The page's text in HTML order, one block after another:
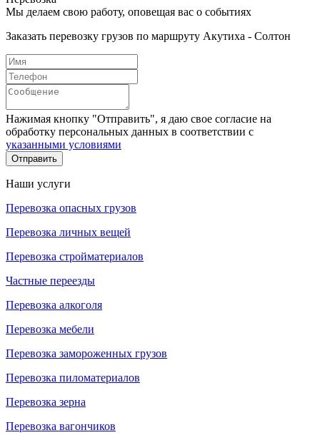
Мы делаем свою работу, оповещая вас о событиях
Заказать перевозку грузов по маршруту Акутиха - Солтон
Нажимая кнопку "Отправить", я даю свое согласие на
обработку персональных данных в соответствии с
указанными условиями
Отправить
Наши услуги
Перевозка опасных грузов
Перевозка личных вещей
Перевозка стройматериалов
Частные переезды
Перевозка алкоголя
Перевозка мебели
Перевозка замороженных грузов
Перевозка пиломатериалов
Перевозка зерна
Перевозка вагончиков